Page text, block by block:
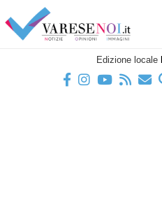
Edizione locale